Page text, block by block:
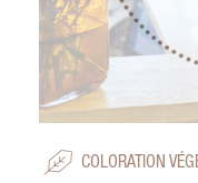
COLORATION